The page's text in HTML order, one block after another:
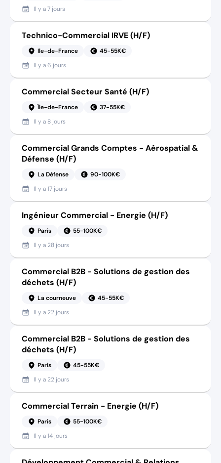
Il y a7 jours
Technico-Commercial IRVE (H/F)
Ile-de-France
45-55K€
Il y a6 jours
Commercial Secteur Santé (H/F)
Île-de-France
37-55K€
Il y a 8 jours
Commercial Grands Comptes - Aérospatial &
Défense (H/F)
La Défense
90-100K€
Il y a17 jours
Ingénieur Commercial - Energie (H/F)
Paris
55-100K€
Il y a 28 jours
Commercial B2B - Solutions de gestion des
déchets (H/F)
La courneuve
45-55K€
Il y a 22 jours
Commercial B2B - Solutions de gestion des
déchets (H/F)
Paris
45-55K€
Il y a 22 jours
Commercial Terrain - Energie (H/F)
Paris
55-100K€
Il y a14 jours